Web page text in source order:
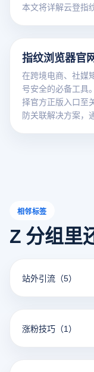
本文将详解云登指
指纹浏览器官
在跨境电商、社媒
号安全的必备工具
择官方正版入口至
防关联解决方案，
相邻标签
Z 分组里
站外引流 （5）
涨粉技巧 （1）